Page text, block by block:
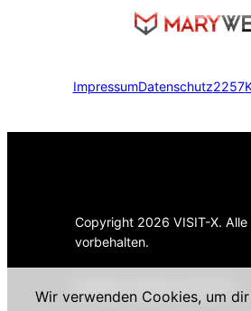
ImpressumDatenschutz2257
Copyright 2026 VISIT-X. Alle
vorbehalten.
Wir verwenden Cookies, um